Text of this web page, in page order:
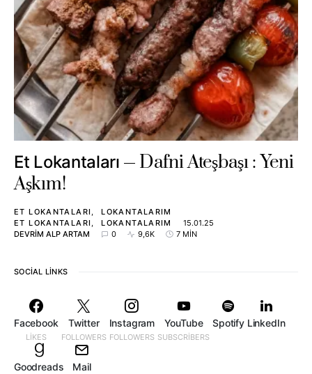
Et Lokantaları
Dafni Ateşbaşı : Yeni
Aşkım!
ET LOKANTALARI
LOKANTALARIM
ET LOKANTALARI
LOKANTALARIM
15.01.25
DEVRIM ALP ARTAM
0 9,6K 7 MIN
SOCIAL LINKS
Facebook
LIKES
Twitter
FOLLOWERS
Instagram
FOLLOWERS
YouTube
SUBSCRIBERS
Spotify LinkedIn
Goodreads Mail